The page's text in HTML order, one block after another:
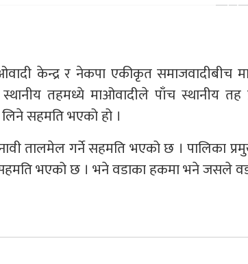
केन्द्र र नेकपा एकीकृत समाजवादीबीच
तहमध्ये माओवादीले पाँच स्थानीय
सहमति भएको हो ।
तालमेल गर्ने सहमति भएको छ । पालिका
भएको छ । भने वडाका हकमा भने जसले